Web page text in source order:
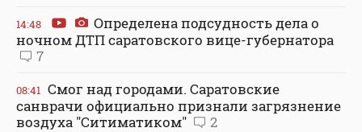
14:48
Определена подсудность дела о
ночном ДТП саратовского вице-губернатора
7
08:41 Смог над городами. Саратовские
санврачи официально признали загрязнение
воздуха "Ситиматиком"
2